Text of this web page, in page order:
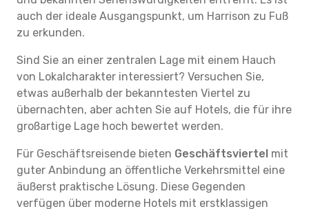
auch der ideale Ausgangspunkt, um Harrison zu Fuß
zu erkunden.
Sind Sie an einer zentralen Lage mit einem Hauch
von Lokalcharakter interessiert? Versuchen Sie,
etwas außerhalb der bekanntesten Viertel zu
übernachten, aber achten Sie auf Hotels, die für ihre
großartige Lage hoch bewertet werden.
Für Geschäftsreisende bieten Geschäftsviertel mit
guter Anbindung an öffentliche Verkehrsmittel eine
äußerst praktische Lösung. Diese Gegenden
verfügen über moderne Hotels mit erstklassigen